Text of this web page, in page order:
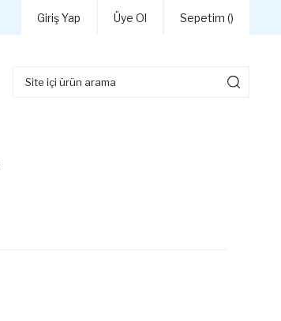
Giriş Yap Üye Ol Sepetim ()